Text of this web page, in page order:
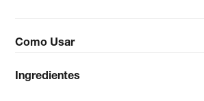
Como Usar
Ingredientes